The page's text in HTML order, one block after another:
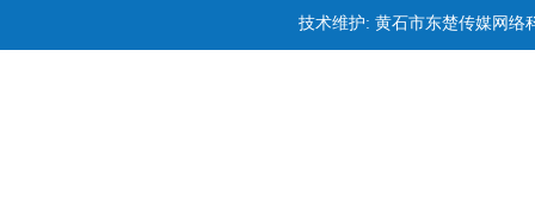
技术维护: 黄石市东楚传媒网络